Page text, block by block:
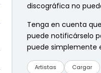
discográfica no
Tenga en cuenta
puede notificárselo
puede simplemente
Artistas Cargar